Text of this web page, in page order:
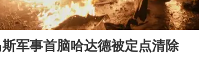
军事首脑哈达德被定点清除